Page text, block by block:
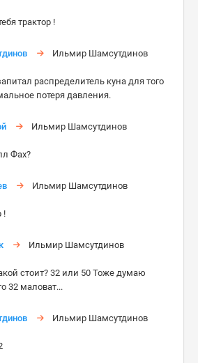
трактор !
Ильмир Шамсутдинов
распределитель куна для того
потеря давления.
Ильмир Шамсутдинов
Фах?
Ильмир Шамсутдинов
!
Ильмир Шамсутдинов
стоит? 32 или 50 Тоже думаю
32 маловат...
Ильмир Шамсутдинов